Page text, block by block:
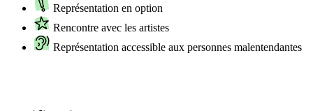
Représentation en option
Rencontre avec les artistes
Représentation accessible aux personnes malentendantes